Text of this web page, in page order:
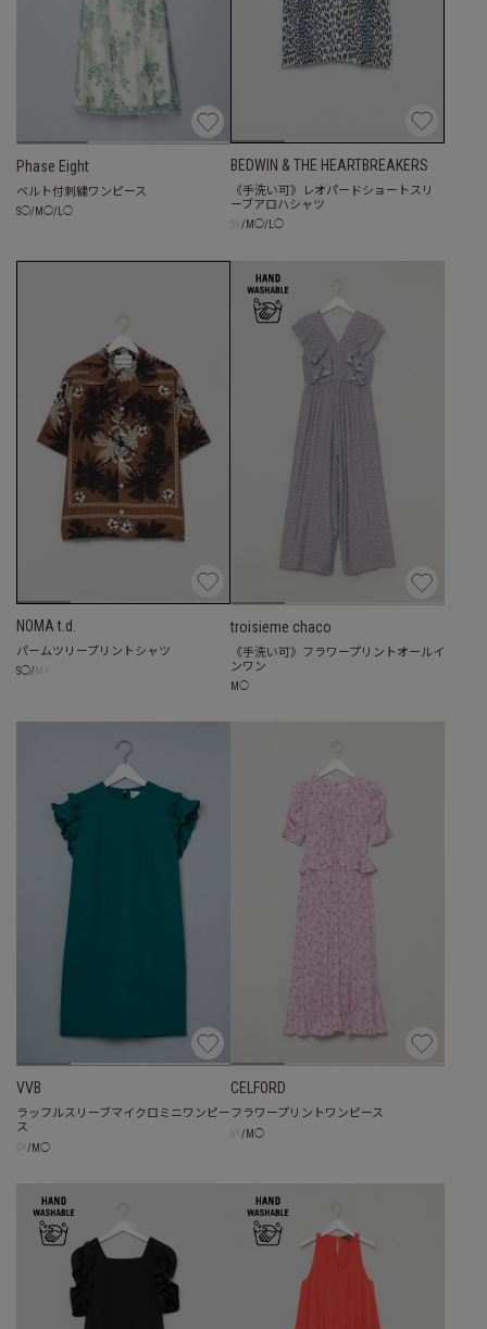
Phase Eight
ベルト付刺繍ワンピース
S◯/ M ◯/ ◯
BEDWIN & THE HEARTBREAKERS
《手洗い可》レオパードショートスリ
ーブアロハシャツ
/ M ◯/ L◯
NOMA t.d.
パームツリープリントシャツ
S◯/
troisieme chaco
《手洗い可》フラワープリントオールイ
ンワン
M ◯
VVB
ラッフルスリーブマイクロミニワンピー
ス
/ M ◯
CELFORD
フラワープリントワンピース
/ M ◯